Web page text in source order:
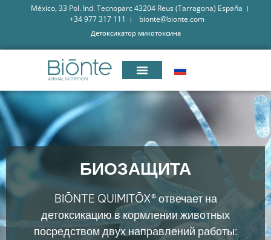
México, 33 Pol. Ind. Tecnoparc 43204 Reus (Tarragona) España
+34 977 317 111
bionte@bionte.com
Детоксикатор микотоксина
БИОЗАЩИТА
BIŌNTE QUIMITŌX® отвечает на
детоксикацию в кормлении животных
посредством двух направлений работы: